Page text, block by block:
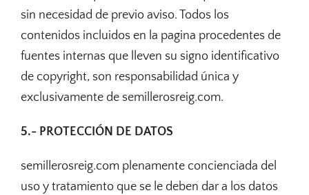
sin necesidad de previo aviso. Todos los
contenidos incluidos en la pagina procedentes de
fuentes internas que lleven su signo identificativo
de copyright, son responsabilidad única y
exclusivamente de semillerosreig.com.
5.- PROTECCIÓN DE DATOS
semillerosreig.com plenamente concienciada del
uso y tratamiento que se le deben dar a los datos